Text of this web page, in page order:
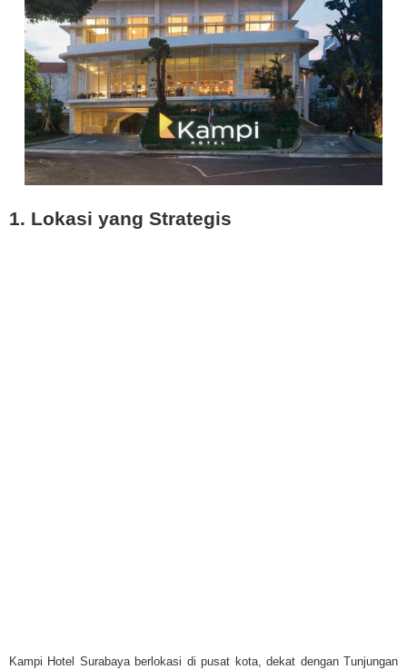
1. Lokasi yang Strategis
Kampi Hotel Surabaya berlokasi di pusat kota, dekat dengan Tunjungan